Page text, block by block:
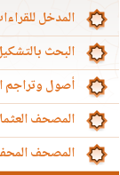
المدخل
البحث
أصول وتراجم
المصحف
المصحف